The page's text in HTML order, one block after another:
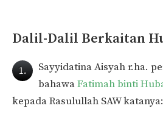
Dalil-Dalil Berkaitan
1.
Sayyidatina Aisyah r.ha.
bahawaFatimah binti
kepada Rasulullah SAW katanya: